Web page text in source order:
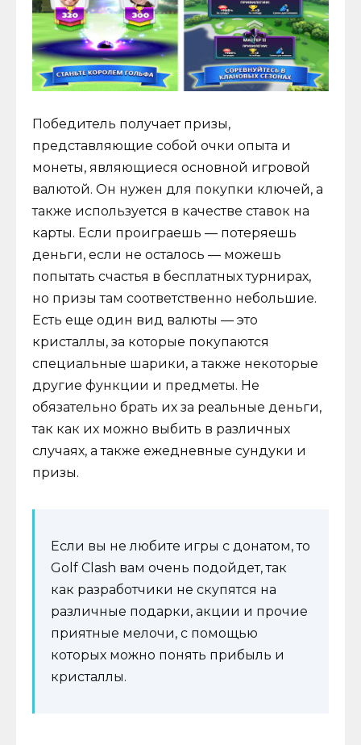
Победитель получает призы,
представляющие собой очки опыта и
монеты, являющиеся основной игровой
валютой. Он нужен для покупки ключей, а
также используется в качестве ставок на
карты. Если проиграешь — потеряешь
деньги, если не осталось — можешь
попытать счастья в бесплатных турнирах,
но призы там соответственно небольшие.
Есть еще один вид валюты — это
кристаллы, за которые покупаются
специальные шарики, а также некоторые
другие функции и предметы. Не
обязательно брать их за реальные деньги,
так как их можно выбить в различных
случаях, а также ежедневные сундуки и
призы.
Если вы не любите игры с донатом, то
Golf Clash вам очень подойдет, так
как разработчики не скупятся на
различные подарки, акции и прочие
приятные мелочи, с помощью
которых можно понять прибыль и
кристаллы.